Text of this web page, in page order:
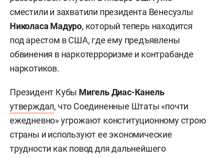
сместили и захватили президента Венесуэлы
Николаса Мадуро, который теперь находится
под арестом в США, где ему предъявлены
обвинения в наркотерроризме и контрабанде
наркотиков.
Президент Кубы Мигель Диас-Канель
утверждал, что Соединенные Штаты «почти
ежедневно» угрожают конституционному строю
страны и используют ее экономические
трудности как повод для дальнейшего